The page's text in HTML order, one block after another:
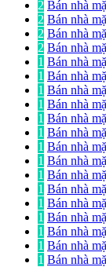
2 Bán nhà
2 Bán nhà
2 Bán nhà
2 Bán nhà
1 Bán nhà
1 Bán nhà
1 Bán nhà
1 Bán nhà
1 Bán nhà
1 Bán nhà
1 Bán nhà
1 Bán nhà
1 Bán nhà
1 Bán nhà
1 Bán nhà
1 Bán nhà
1 Bán nhà
1 Bán nhà
1 Bán nhà